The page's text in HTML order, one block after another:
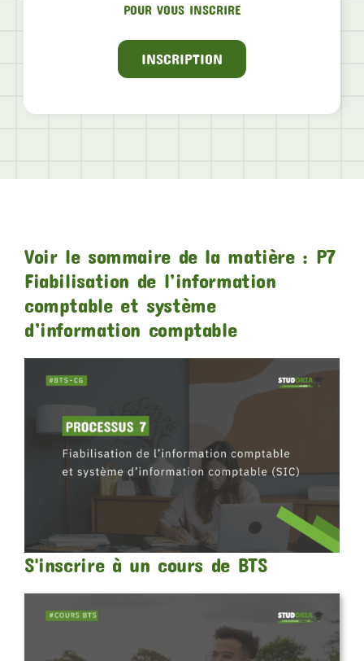
POUR VOUS INSCRIRE
INSCRIPTION
Voir le sommaire de la matière : P7
Fiabilisation de l’information
comptable et système
d’information comptable
S'inscrire à un cours de BTS